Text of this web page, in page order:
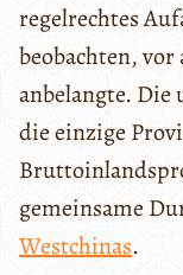
regelrechtes
beobachten,
anbelangte. Die
die einzige
gemeinsame
Westchinas.